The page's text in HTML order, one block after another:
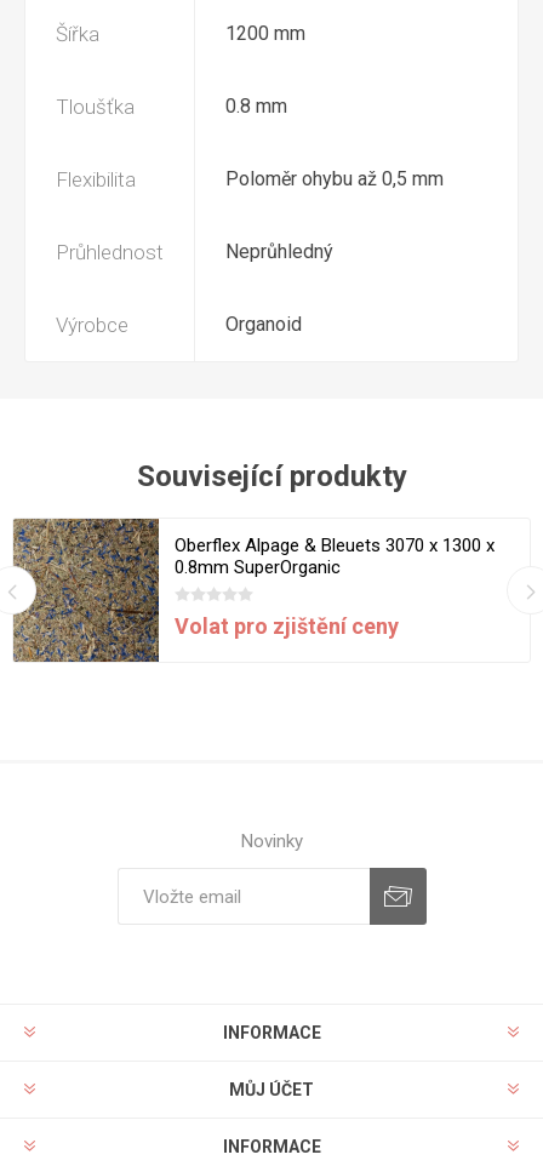
Šířka 1200 mm
Tloušťka 0.8 mm
Flexibilita Poloměr ohybu až 0,5 mm
Průhlednost Neprůhledný
Výrobce Organoid
Související produkty
Oberflex Alpage & Bleuets 3070 x 1300 x
0.8mm SuperOrganic
Volat pro zjištění ceny
Novinky
INFORMACE
MŮJ ÚČET
INFORMACE